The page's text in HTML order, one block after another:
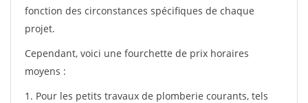
fonction des circonstances spécifiques de chaque
projet.
Cependant, voici une fourchette de prix horaires
moyens :
1. Pour les petits travaux de plomberie courants, tels